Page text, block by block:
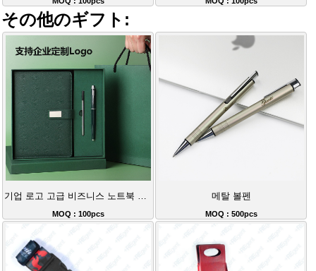
その他のギフト:
기업 로고 고급 비즈니스 노트북 세트
MOQ : 100pcs
메탈 볼펜
MOQ : 500pcs